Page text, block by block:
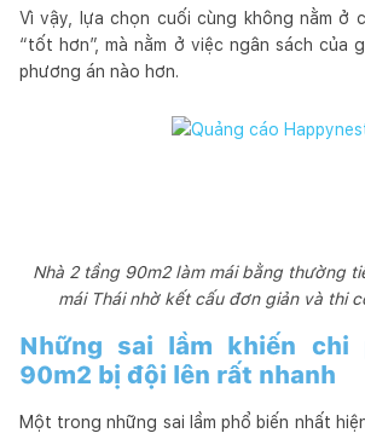
Vì vậy, lựa chọn cuối cùng không nằm ở
“tốt hơn”, mà nằm ở việc ngân sách của
phương án nào hơn.
Nhà 2 tầng 90m2 làm mái bằng thường
mái Thái nhờ kết cấu đơn giản và thi
Những sai lầm khiến chi
90m2 bị đội lên rất nhanh
Một trong những sai lầm phổ biến nhất